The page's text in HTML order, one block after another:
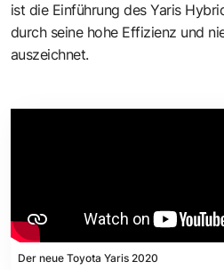
ist die Einführung des Yaris
durch seine hohe Effizienz und
auszeichnet.
Der neue Toyota Yaris 2020